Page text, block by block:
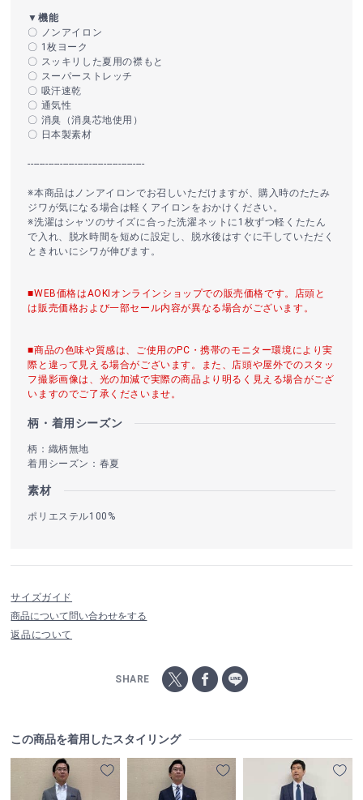
▼機能
〇 ノンアイロン
〇 1枚ヨーク
〇 スッキリした夏用の襟もと
〇 スーパーストレッチ
〇 吸汗速乾
〇 通気性
〇 消臭（消臭芯地使用）
〇 日本製素材
----------------------------------------
※本商品はノンアイロンでお召しいただけますが、購入時のたたみ
ジワが気になる場合は軽くアイロンをおかけください。
※洗濯はシャツのサイズに合った洗濯ネットに1枚ずつ軽くたたん
で入れ、脱水時間を短めに設定し、脱水後はすぐに干していただく
ときれいにシワが伸びます。
■WEB価格はAOKIオンラインショップでの販売価格です。店頭と
は販売価格および一部セール内容が異なる場合がございます。
■商品の色味や質感は、ご使用のPC・携帯のモニター環境により実
際と違って見える場合がございます。また、店頭や屋外でのスタッ
フ撮影画像は、光の加減で実際の商品より明るく見える場合がござ
いますのでご了承くださいませ。
柄・着用シーズン
柄：織柄無地
着用シーズン：春夏
素材
ポリエステル100%
サイズガイド
商品について問い合わせをする
返品について
SHARE
この商品を着用したスタイリング